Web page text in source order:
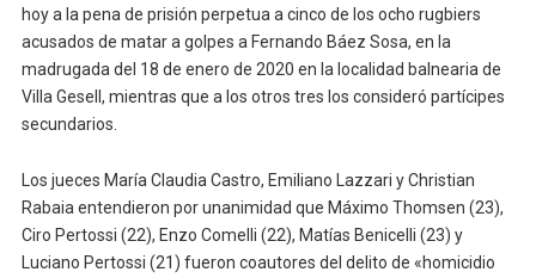
hoy a la pena de prisión perpetua a cinco de los ocho rugbiers
acusados de matar a golpes a Fernando Báez Sosa, en la
madrugada del 18 de enero de 2020 en la localidad balnearia de
Villa Gesell, mientras que a los otros tres los consideró partícipes
secundarios.
Los jueces María Claudia Castro, Emiliano Lazzari y Christian
Rabaia entendieron por unanimidad que Máximo Thomsen (23),
Ciro Pertossi (22), Enzo Comelli (22), Matías Benicelli (23) y
Luciano Pertossi (21) fueron coautores del delito de «homicidio